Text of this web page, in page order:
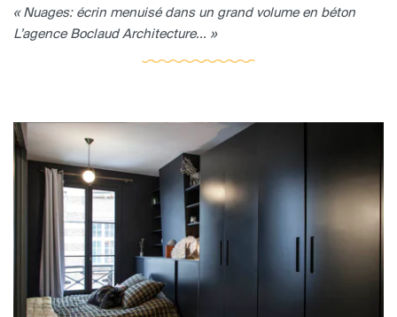
« Nuages: écrin menuisé dans un grand volume en béton
L’agence Boclaud Architecture... »